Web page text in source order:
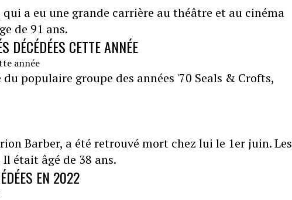
a eu une grande carrière au théâtre et au cinéma
de 91 ans.
DÉCÉDÉES CETTE ANNÉE
populaire groupe des années '70 Seals & Crofts,
Barber, a été retrouvé mort chez lui le 1er juin. Les
Il était âgé de 38 ans.
EN 2022